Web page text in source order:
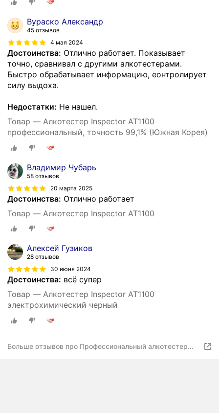
Вураско Александр
45 отзывов
4 мая 2024
Достоинства: Отлично работает. Показывает
точно, сравнивал с другими алкотестерами.
Быстро обрабатывает информацию, еонтролирует
силу выдоха.
Недостатки: Не нашел.
Товар — Алкотестер Inspector AT1100
профессиональный, точность 99,1% (Южная Корея)
Владимир Чубарь
58 отзывов
20 марта 2025
Достоинства: Отлично работает
Товар — Алкотестер Inspector AT1100
Алексей Гузиков
28 отзывов
30 июня 2024
Достоинства: всё супер
Товар — Алкотестер Inspector AT1100
электрохимический черный
Больше отзывов про Профессиональный алкотестер